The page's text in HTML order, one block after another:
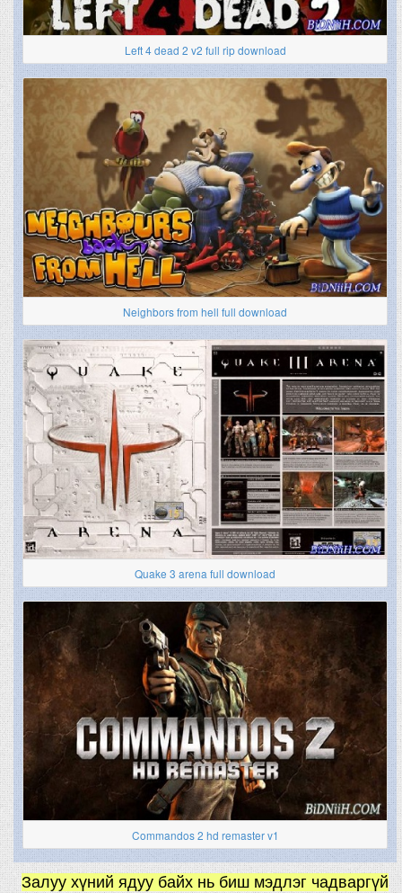
Left 4 dead 2 v2 full rip download
Neighbors from hell full download
Quake 3 arena full download
Commandos 2 hd remaster v1
Залуу хүний ядуу байх нь биш мэдлэг чадваргүй